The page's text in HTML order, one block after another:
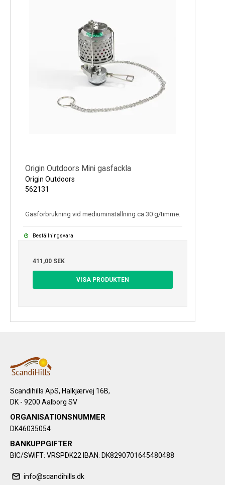
Origin Outdoors Mini gasfackla
Origin Outdoors
562131
Gasförbrukning vid mediuminställning ca 30 g/timme.
Beställningsvara
411,00 SEK
VISA PRODUKTEN
Scandihills ApS, Halkjærvej 16B,
DK - 9200 Aalborg SV
ORGANISATIONSNUMMER
DK46035054
BANKUPPGIFTER
BIC/SWIFT: VRSPDK22 IBAN: DK8290701645480488
info@scandihills.dk